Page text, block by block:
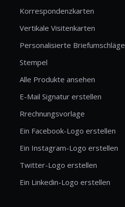
Korrespondenzkarten
Vertikale Visitenkarten
Personalisierte Briefumschläge
Stempel
Alle Produkte ansehen
E-Mail Signatur erstellen
Rrechnungsvorlage
Ein Facebook-Logo erstellen
Ein Instagram-Logo erstellen
Twitter-Logo erstellen
Ein Linkedin-Logo erstellen